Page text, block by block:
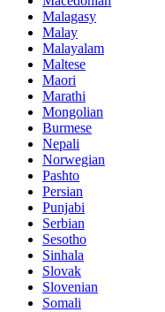
Malagasy
Malay
Malayalam
Maltese
Maori
Marathi
Mongolian
Burmese
Nepali
Norwegian
Pashto
Persian
Punjabi
Serbian
Sesotho
Sinhala
Slovak
Slovenian
Somali